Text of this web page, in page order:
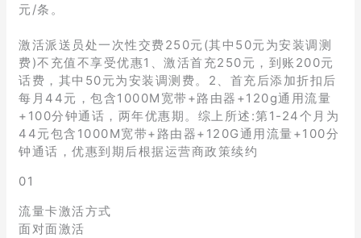
元/条。
激活派送员处一次性交费250元(其中50元为安装调测
费)不充值不享受优惠1、激活首充250元，到账200元
话费，其中50元为安装调测费。2、首充后添加折扣后
每月44元，包含1000M宽带+路由器+120g通用流量
+100分钟通话，两年优惠期。综上所述:第1-24个月为
44元包含1000M宽带+路由器+120G通用流量+100分
钟通话，优惠到期后根据运营商政策续约
01
流量卡激活方式
面对面激活